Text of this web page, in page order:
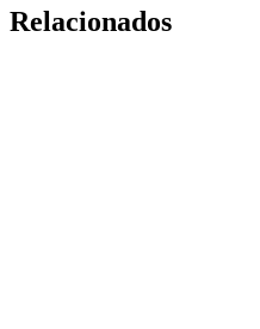
Relacionados